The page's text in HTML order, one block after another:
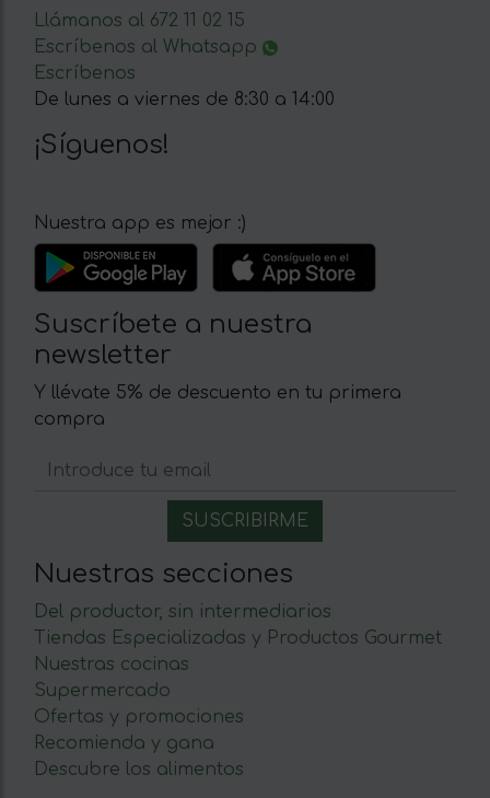
Llámanos al 672 11 02 15
Escríbenos al Whatsapp
Escríbenos
De lunes a viernes de 8:30 a 14:00
¡Síguenos!
Nuestra app es mejor :)
Suscríbete a nuestra
newsletter
Y llévate 5% de descuento en tu primera
compra
Nuestras secciones
Del productor, sin intermediarios
Tiendas Especializadas y Productos Gourmet
Nuestras cocinas
Supermercado
Ofertas y promociones
Recomienda y gana
Descubre los alimentos